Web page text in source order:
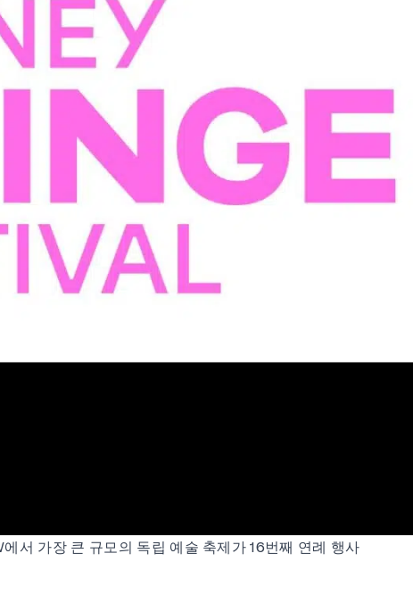
서 가장 큰 규모의 독립 예술 축제가 16번째 연례 행사